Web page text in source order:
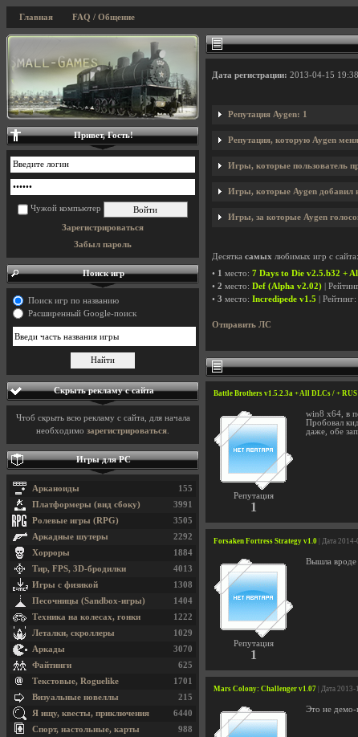
Главная FAQ / Общение
Дата регистрации: 2013-04-15
Репутация Aygen: 1
Репутация, которую Aygen
Игры, которые пользователь
Игры, которые Aygen добавил
Игры, за которые Aygen
Десятка самых любимых игр с сайта:
• 1 место: 7 Days to Die v2.5.b32 +
• 2 место: Def (Alpha v2.02) |
• 3 место: Incredipede v1.5 | Рейтинг:
Отправить ЛС
Battle Brothers v1.5.2.3a + All DLCs / +
Репутация
1
win8 x64, в
Пробовал
даже, обе
Forsaken Fortress Strategy v1.0 | Дата
Репутация
1
Вышла вроде
Mars Colony: Challenger v1.07 | Дата
Это не демо-
Привет, Гость!
Чужой компьютер
Зарегистрироваться
Забыл пароль
Поиск игр
Поиск игр по названию
Расширенный Google-поиск
Скрыть рекламу с сайта
Чтоб скрыть всю рекламу с сайта, для начала
необходимо зарегистрироваться
Игры для PC
155
Арканоиды
3991
Платформеры (вид сбоку)
3505
Ролевые игры (RPG)
2292
Аркадные шутеры
1884
Хорроры
4013
Тир, FPS, 3D-бродилки
1308
Игры с физикой
1404
Песочницы (Sandbox-игры)
1222
Техника на колесах, гонки
1029
Леталки, скроллеры
3070
Аркады
625
Файтинги
1701
Текстовые, Roguelike
215
Визуальные новеллы
6440
Я ищу, квесты, приключения
988
Спорт, настольные, карты